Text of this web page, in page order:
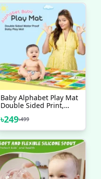
Baby Alphabet Play Mat
Double Sided Print,
Learning Floor Mat,
৳249৳499